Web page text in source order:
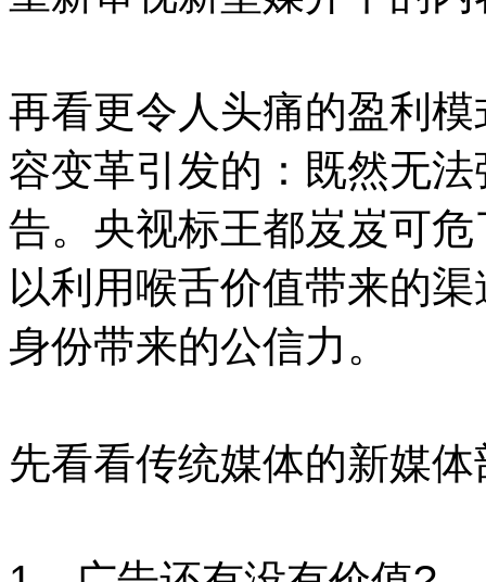
再看更令人头痛的盈利
容变革引发的：既然无
告。央视标王都岌岌可
以利用喉舌价值带来的
身份带来的公信力。
先看看传统媒体的新媒